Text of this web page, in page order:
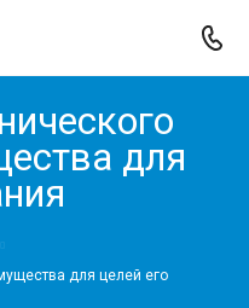
для
для целей его